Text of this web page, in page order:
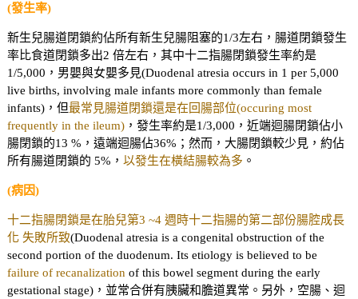
(發生率)
新生兒腸道閉鎖約佔所有新生兒腸阻塞的1/3左右，腸道閉鎖發生
率比食道閉鎖多出2 倍左右，其中十二指腸閉鎖發生率約是
1/5,000，男嬰與女嬰多見(Duodenal atresia occurs in 1 per 5,000
live births, involving male infants more commonly than female
infants)，但最常見腸道閉鎖還是在回腸部位(occuring most
frequently in the ileum)，發生率約是1/3,000，近端迴腸閉鎖佔小
腸閉鎖的13 %，遠端迴腸佔36%；然而，大腸閉鎖較少見，約佔
所有腸道閉鎖的 5%， 以發生在橫結腸較為多 。
(病因)
十二指腸閉鎖是在胎兒第3 ~4 週時十二指腸的第二部份腸腔成長
化 失敗所致(Duodenal atresia is a congenital obstruction of the
second portion of the duodenum. Its etiology is believed to be
failure of recanalization of this bowel segment during the early
gestational stage)，並常合併有胰臟和膽道異常。另外，空腸、迴